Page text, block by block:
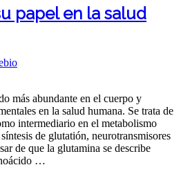
papel en la salud
más abundante en el cuerpo y
en la salud humana. Se trata de
intermediario en el metabolismo
de glutatión, neurotransmisores
de que la glutamina se describe
…